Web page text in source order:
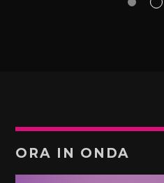
ORA IN ONDA